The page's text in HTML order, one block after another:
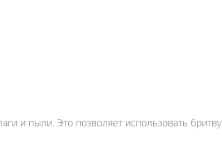
и пыли. Это позволяет использовать бритву